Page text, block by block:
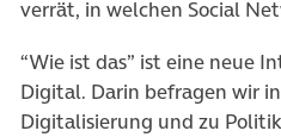
verrät, in welchen Social
“Wie ist das” ist eine neue
Digital. Darin befragen wir
Digitalisierung und zu